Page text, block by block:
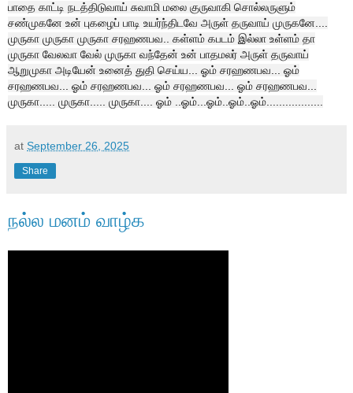
பாதை காட்டி நடத்திடுவாய் சுவாமி மலை குருவாகி சொல்லருளும்
சண்முகனே உன் புகழைப் பாடி உயர்ந்திடவே அருள் தருவாய் முருகனே....
முருகா முருகா முருகா சரஹணபவ.. கள்ளம் கபடம் இல்லா உள்ளம் தா
முருகா வேலவா வேல் முருகா வந்தேன் உன் பாதமலர் அருள் தருவாய்
ஆறுமுகா அடியேன் உனைத் துதி செய்ய... ஓம் சரஹணபவ... ஓம்
சரஹணபவ... ஓம் சரஹணபவ... ஓம் சரஹணபவ... ஓம் சரஹணபவ...
முருகா..... முருகா..... முருகா.... ஓம் ..ஓம்...ஓம்..ஓம்..ஓம்..................
at September 26, 2025
Share
நல்ல மனம் வாழ்க